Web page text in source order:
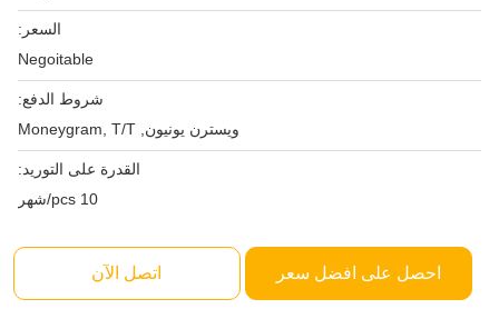
السعر:
Negoitable
شروط الدفع:
ويسترن يونيون, Moneygram, T/T
القدرة على التوريد:
10 pcs/شهر
احصل على افضل سعر اتصل الآن